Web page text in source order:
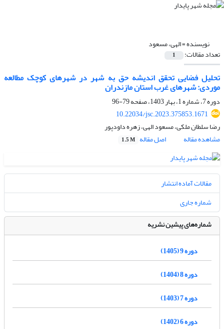
نویسنده =الهی، مسعود
تعداد مقالات: 1
تحلیل فضایی تحقق اندیشه حق به شهر در شهرهای کوچک مطالعه
موردی: شهرهای غرب استان مازندران
دوره 7، شماره 1، بهار 1403، صفحه
79-96
10.22034/jsc.2023.375853.1671
رضا سلطان ملکی، مسعود الهی، زهره داودپور
مشاهده مقاله
اصل مقاله 1.5 M
مقالات آماده انتشار
شماره جاری
شماره‌های پیشین نشریه
دوره 9 (1405)
دوره 8 (1404)
دوره 7 (1403)
دوره 6 (1402)